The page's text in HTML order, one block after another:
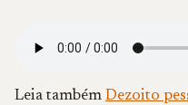
Leia também Dezoito